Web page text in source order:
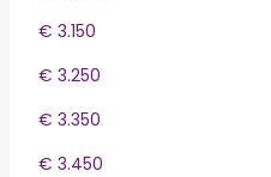
€ 3.150
€ 3.250
€ 3.350
€ 3.450